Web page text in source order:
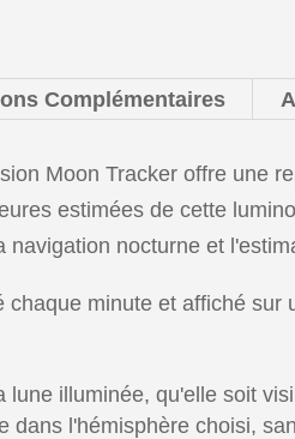
Complémentaires
Moon Tracker offre une
estimées de cette
navigation nocturne et
chaque minute et affiché
lune illuminée, qu'elle soit
dans l'hémisphère choisi,